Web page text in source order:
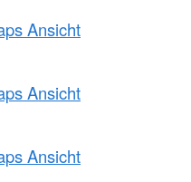
Ansicht
Ansicht
Ansicht